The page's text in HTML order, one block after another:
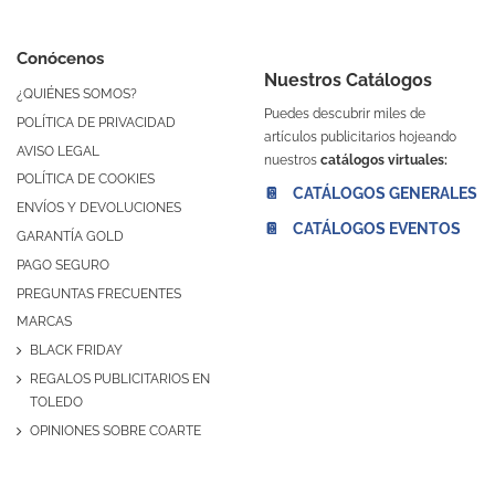
Conócenos
¿QUIÉNES SOMOS?
POLÍTICA DE PRIVACIDAD
AVISO LEGAL
POLÍTICA DE COOKIES
ENVÍOS Y DEVOLUCIONES
GARANTÍA GOLD
PAGO SEGURO
PREGUNTAS FRECUENTES
MARCAS
BLACK FRIDAY
REGALOS PUBLICITARIOS EN
TOLEDO
OPINIONES SOBRE COARTE
Nuestros Catálogos
Puedes descubrir miles de
artículos publicitarios hojeando
nuestros catálogos virtuales:
📔 CATÁLOGOS GENERALES
📔 CATÁLOGOS EVENTOS